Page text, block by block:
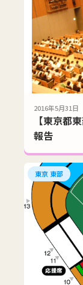
2016年5月31日
【東京都
報告
東京 東部